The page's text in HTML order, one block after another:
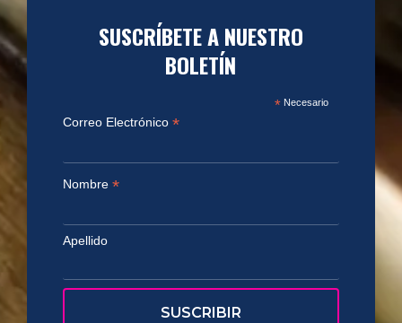
SUSCRÍBETE A NUESTRO
BOLETÍN
*Necesario
Correo Electrónico *
Nombre *
Apellido